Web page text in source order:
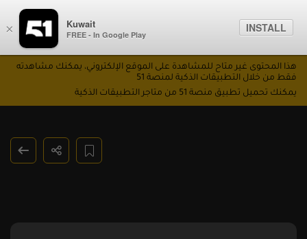
× Kuwait
FREE - In Google Play
INSTALL
هذا المحتوى غير متاح للمشاهدة على الموقع الإلكتروني، يمكنك مشاهدته
فقط من خلال التطبيقات الذكية لمنصة 51
يمكنك تحميل تطبيق منصة 51 من متاجر التطبيقات الذكية